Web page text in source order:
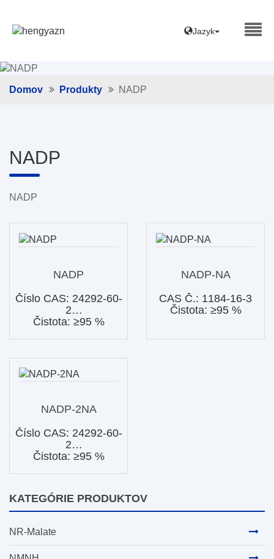
Jazyk
Domov Produkty NADP
NADP
NADP
NADP
Číslo CAS: 24292-60-
2
Čistota: ≥95 %
NADP-NA
CAS Č.: 1184-16-3
Čistota: ≥95 %
NADP-2NA
Číslo CAS: 24292-60-
2
Čistota: ≥95 %
KATEGÓRIE PRODUKTOV
NR-Malate